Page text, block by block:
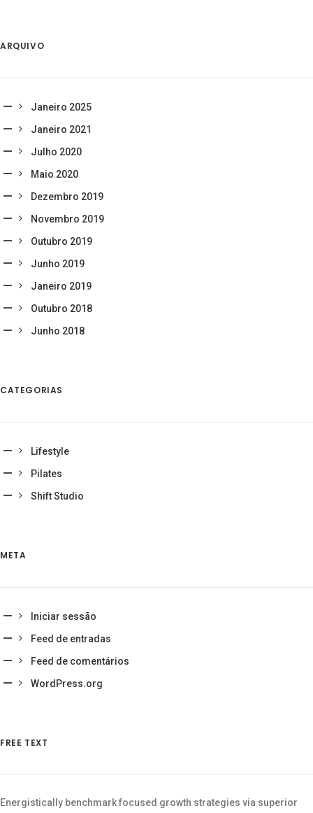
ARQUIVO
Janeiro 2025
Janeiro 2021
Julho 2020
Maio 2020
Dezembro 2019
Novembro 2019
Outubro 2019
Junho 2019
Janeiro 2019
Outubro 2018
Junho 2018
CATEGORIAS
Lifestyle
Pilates
Shift Studio
META
Iniciar sessão
Feed de entradas
Feed de comentários
WordPress.org
FREE TEXT
Energistically benchmark focused growth strategies via superior